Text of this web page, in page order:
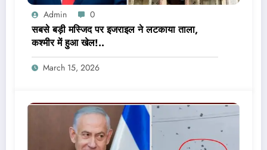
Admin 0
सबसे बड़ी मस्जिद पर इजराइल ने लटकाया ताला,
कश्मीर में हुआ खेल!..
March 15, 2026